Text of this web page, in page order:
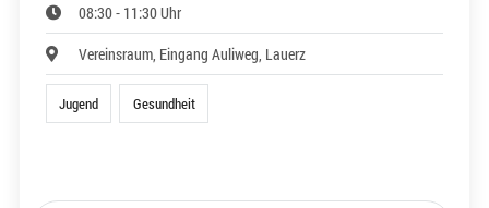
08:30 - 11:30 Uhr
Vereinsraum, Eingang Auliweg, Lauerz
Jugend Gesundheit